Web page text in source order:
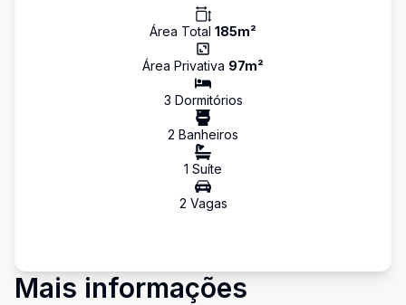
Área Total 185m²
Área Privativa 97m²
3 Dormitórios
2 Banheiros
1 Suíte
2 Vagas
Mais informações